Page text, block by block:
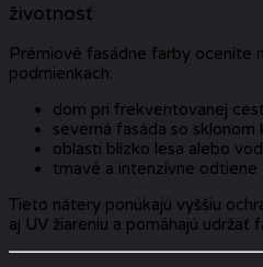
životnosť
Prémiové fasádne farby oceníte
podmienkach:
dom pri frekventovanej
severná fasáda so sklonom
oblasti blízko lesa alebo
tmavé a intenzívne odtiene
Tieto nátery ponúkajú vyššiu
aj UV žiareniu a pomáhajú udržať